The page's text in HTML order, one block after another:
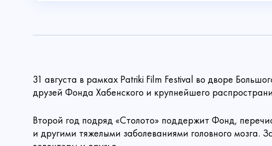
31 августа в рамках Patriki Film Festival во дворе
друзей Фонда Хабенского и крупнейшего
Второй год подряд «Столото» поддержит Фонд,
и другими тяжелыми заболеваниями головного мозга.
Ваш email
Сумма